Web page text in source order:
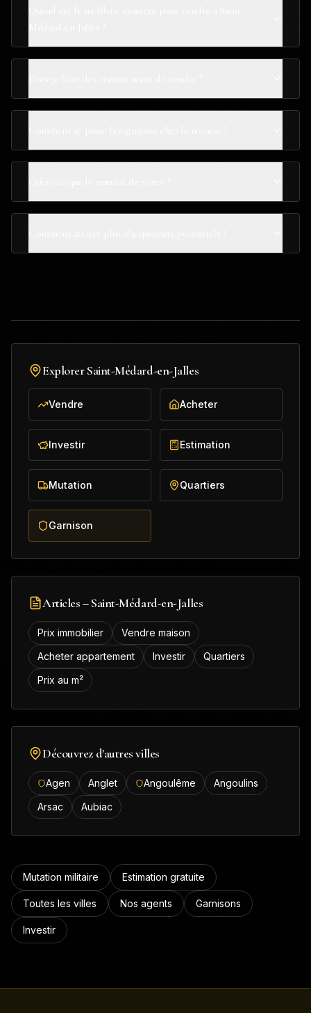
ExplorerSaint-Médard-en-Jalles
Vendre Acheter
Investir Estimation
Mutation Quartiers
Garnison
Articles –Saint-Médard-en-Jalles
Prix immobilier
Vendre maison
Acheter appartement
Investir
Quartiers
Prix au m²
Découvrez d'autres villes
Agen Anglet Angoulême
Angoulins
Arsac
Aubiac
Mutation militaire Estimation gratuite
Toutes les villes Nos agents Garnisons
Investir